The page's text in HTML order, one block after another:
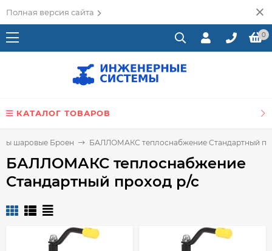
Полная версия сайта
0
КАТАЛОГ ТОВАРОВ
шаровые Броен БАЛЛОМАКС теплоснабжение Стандартный
БАЛЛОМАКС теплоснабжение
Стандартный проход р/с